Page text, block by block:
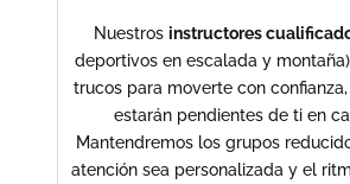
Nuestrosinstructores
deportivos en escalada y
trucos para moverte con
estarán pendientes de ti en
Mantendremos los grupos
atención sea personalizada y el